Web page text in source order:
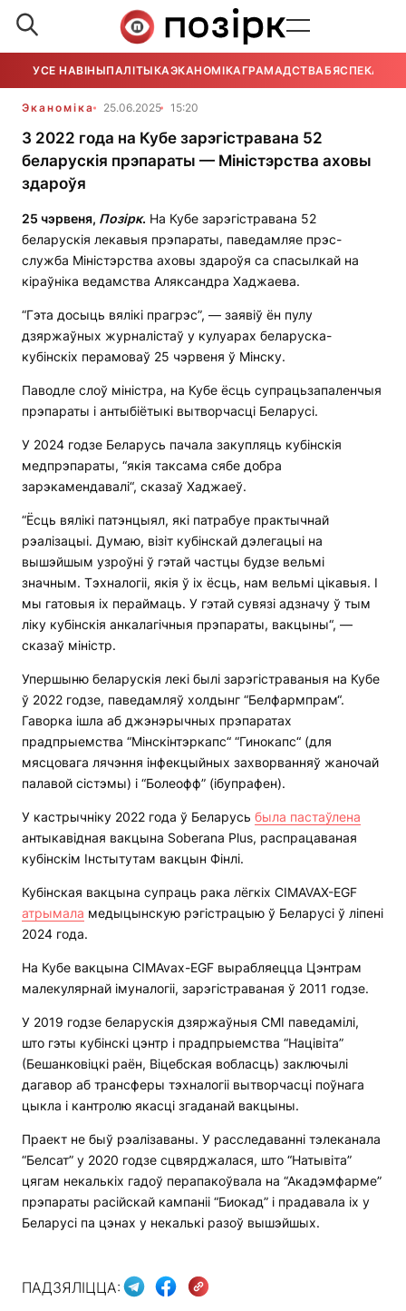
УСЕ НАВІНЫПАЛІТЫКАЭКАНОМІКАГРАМАДСТВАБЯСПЕКА
Эканоміка 25.06.2025 15:20
З 2022 года на Кубе зарэгістравана 52
беларускія прэпараты — Міністэрства аховы
здароўя
25 чэрвеня, Позірк. На Кубе зарэгістравана 52
беларускія лекавыя прэпараты, паведамляе прэс-
служба Міністэрства аховы здароўя са спасылкай на
кіраўніка ведамства Аляксандра Хаджаева.
“Гэта досыць вялікі прагрэс”, — заявіў ён пулу
дзяржаўных журналістаў у кулуарах беларуска-
кубінскіх перамоваў 25 чэрвеня ў Мінску.
Паводле слоў міністра, на Кубе ёсць супрацьзапаленчыя
прэпараты і антыбіётыкі вытворчасці Беларусі.
У 2024 годзе Беларусь пачала закупляць кубінскія
медпрэпараты, “якія таксама сябе добра
зарэкамендавалі“, сказаў Хаджаеў.
“Ёсць вялікі патэнцыял, які патрабуе практычнай
рэалізацыі. Думаю, візіт кубінскай дэлегацыі на
вышэйшым узроўні ў гэтай частцы будзе вельмі
значным. Тэхналогіі, якія ў іх ёсць, нам вельмі цікавыя. І
мы гатовыя іх пераймаць. У гэтай сувязі адзначу ў тым
ліку кубінскія анкалагічныя прэпараты, вакцыны“, —
сказаў міністр.
Упершыню беларускія лекі былі зарэгістраваныя на Кубе
ў 2022 годзе, паведамляў холдынг “Белфармпрам“.
Гаворка ішла аб джэнэрычных прэпаратах
прадпрыемства “Мінскінтэркапс“ “Гинокапс“ (для
мясцовага лячэння інфекцыйных захворванняў жаночай
палавой сістэмы) і “Болеофф” (ібупрафен).
У кастрычніку 2022 года ў Беларусь была пастаўлена
антыкавідная вакцына Soberana Plus, распрацаваная
кубінскім Інстытутам вакцын Фінлі.
Кубінская вакцына супраць рака лёгкіх CIMAVAX-EGF
атрымала медыцынскую рэгістрацыю ў Беларусі ў ліпені
2024 года.
На Кубе вакцына CIMAvax-EGF вырабляецца Цэнтрам
малекулярнай імуналогіі, зарэгістраваная ў 2011 годзе.
У 2019 годзе беларускія дзяржаўныя СМІ паведамілі,
што гэты кубінскі цэнтр і прадпрыемства “Націвіта”
(Бешанковіцкі раён, Віцебская вобласць) заключылі
дагавор аб трансферы тэхналогіі вытворчасці поўнага
цыкла і кантролю якасці згаданай вакцыны.
Праект не быў рэалізаваны. У расследаванні тэлеканала
“Белсат” у 2020 годзе сцвярджалася, што “Натывіта”
цягам некалькіх гадоў перапакоўвала на “Акадэмфарме”
прэпараты расійскай кампаніі “Биокад” і прадавала іх у
Беларусі па цэнах у некалькі разоў вышэйшых.
ПАДЗЯЛІЦЦА: